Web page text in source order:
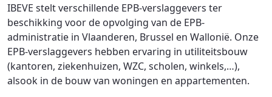
IBEVE stelt verschillende EPB-verslaggevers ter
beschikking voor de opvolging van de EPB-
administratie in Vlaanderen, Brussel en Wallonië. Onze
EPB-verslaggevers hebben ervaring in utiliteitsbouw
(kantoren, ziekenhuizen, WZC, scholen, winkels,…),
alsook in de bouw van woningen en appartementen.